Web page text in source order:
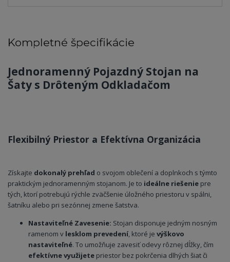
Kompletné špecifikácie
Jednoramenný Pojazdný Stojan na
Šaty s Drôteným Odkladačom
Flexibilný Priestor a Efektívna Organizácia
Získajte dokonalý prehľad o svojom oblečení a doplnkoch s týmto
praktickým jednoramenným stojanom. Je to ideálne riešenie pre
tých, ktorí potrebujú rýchle zväčšenie úložného priestoru v spálni,
šatníku alebo pri sezónnej zmene šatstva.
Nastaviteľné Zavesenie: Stojan disponuje jedným nosným
ramenom v lesklom prevedení, ktoré je výškovo
nastaviteľné. To umožňuje zavesiť odevy rôznej dĺžky, čím
efektívne využijete priestor bez pokrčenia dlhých šiat či